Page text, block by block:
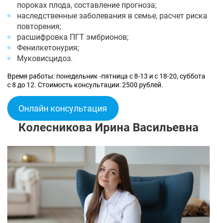
пороках плода, составление прогноза;
наследственные заболевания в семье, расчет риска
повторения;
расшифровка ПГТ эмбрионов;
Фенилкетонурия;
Муковисцидоз.
Время работы: понедельник -пятница с 8-13 и с 18-20, суббота
с 8 до 12. Стоимость консультации: 2500 рублей.
Онлайн консультация
Колесникова Ирина Васильевна